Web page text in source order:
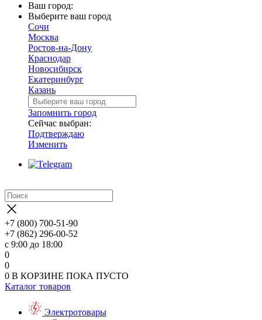
Ваш город:
Выберите ваш город
Сочи
Москва
Ростов-на-Дону
Краснодар
Новосибирск
Екатеринбург
Казань
Запомнить город
Сейчас выбран:
Подтверждаю
Изменить
+7 (800) 700-51-90
+7 (862) 296-00-52
с 9:00 до 18:00
0
0
0 В КОРЗИНЕ ПОКА ПУСТО
Каталог товаров
Электротовары